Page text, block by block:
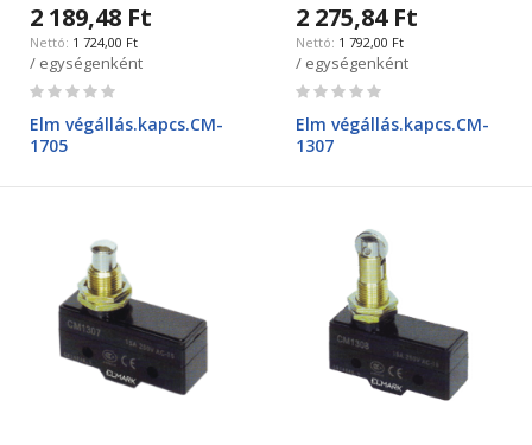
2 189,48 Ft
1 724,00 Ft
/ egységenként
Rating:
Elm végállás.kapcs.CM-
1705
2 275,84 Ft
1 792,00 Ft
/ egységenként
Rating:
Elm végállás.kapcs.CM-
1307